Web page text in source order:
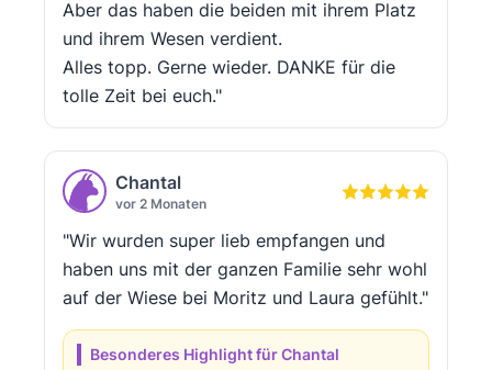
Aber das haben die beiden mit ihrem Platz
und ihrem Wesen verdient.
Alles topp. Gerne wieder. DANKE für die
tolle Zeit bei euch."
Chantal
vor 2 Monaten
"Wir wurden super lieb empfangen und
haben uns mit der ganzen Familie sehr wohl
auf der Wiese bei Moritz und Laura gefühlt."
Besonderes Highlight für Chantal